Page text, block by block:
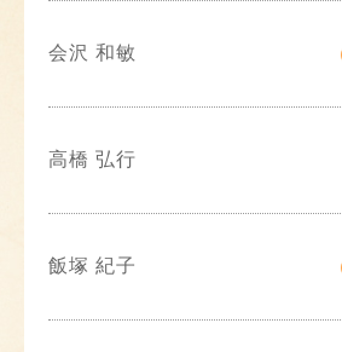
会沢 和敏
高橋 弘行
飯塚 紀子